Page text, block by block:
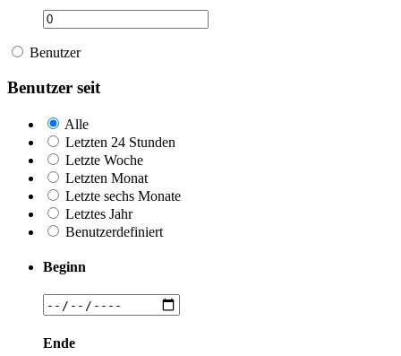
Benutzer
Benutzer seit
Alle
Letzten 24 Stunden
Letzte Woche
Letzten Monat
Letzte sechs Monate
Letztes Jahr
Benutzerdefiniert
Beginn
Ende